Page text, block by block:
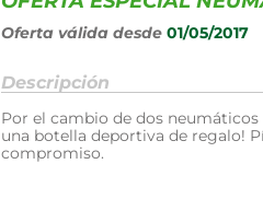
Oferta válida desde 01/05/2017
Descripción
Por el cambio de dos neumáticos
una botella deportiva de regalo!
compromiso.